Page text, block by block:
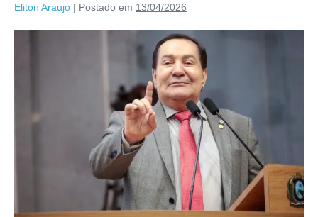
Eliton Araujo | Postado em 13/04/2026